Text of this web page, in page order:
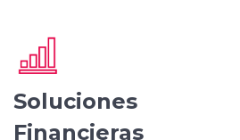
Soluciones
Financieras